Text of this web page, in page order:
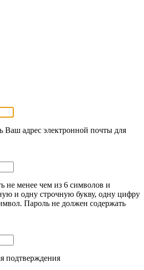
Ваш адрес электронной почты для
не менее чем из 6 символов и
и одну строчную букву, одну цифру
Пароль не должен содержать
подтверждения